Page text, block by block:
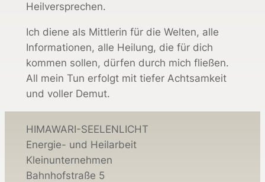
Heilversprechen.
Ich diene als Mittlerin für die Welten, alle
Informationen, alle Heilung, die für dich
kommen sollen, dürfen durch mich fließen.
All mein Tun erfolgt mit tiefer Achtsamkeit
und voller Demut.
HIMAWARI-SEELENLICHT
Energie- und Heilarbeit
Kleinunternehmen
Bahnhofstraße 5